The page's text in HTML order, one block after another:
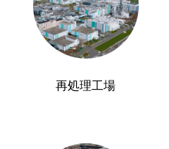
再処理工場